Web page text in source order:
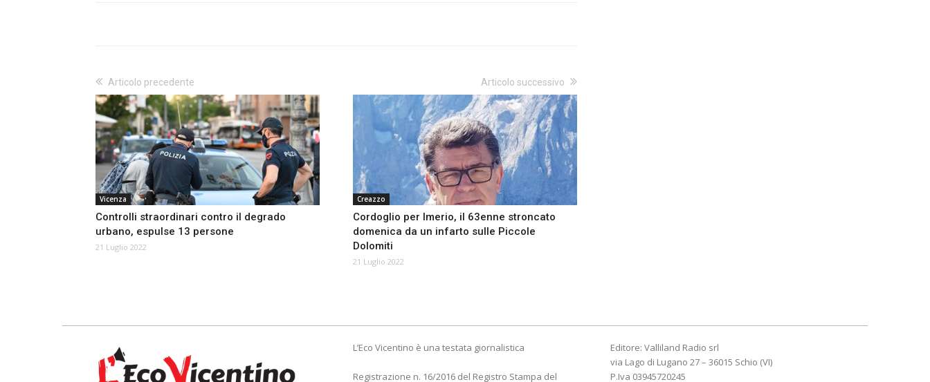
Articolo precedente
Vicenza
Controlli straordinari contro il degrado
urbano, espulse 13 persone
21 Luglio 2022
Articolo successivo
Creazzo
Cordoglio per Imerio, il 63enne stroncato
domenica da un infarto sulle Piccole
Dolomiti
21 Luglio 2022
L’Eco Vicentino è una testata giornalistica
Registrazione n. 16/2016 del Registro Stampa del
Editore: Valliland Radio srl
via Lago di Lugano 27 – 36015 Schio (VI)
P.Iva 03945720245